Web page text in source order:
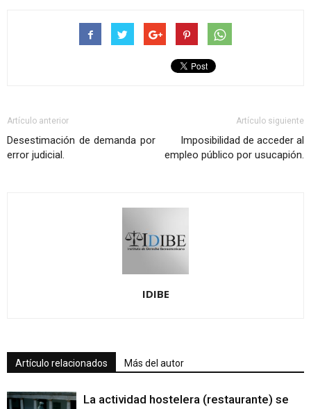
Artículo anterior
Desestimación de demanda por
error judicial.
Artículo siguiente
Imposibilidad de acceder al
empleo público por usucapión.
IDIBE
Artículo relacionados Más del autor
La actividad hostelera (restaurante) se